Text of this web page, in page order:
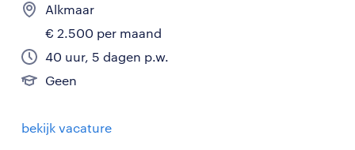
Alkmaar
€ 2.500 per maand
40 uur, 5 dagen p.w.
Geen
bekijk vacature